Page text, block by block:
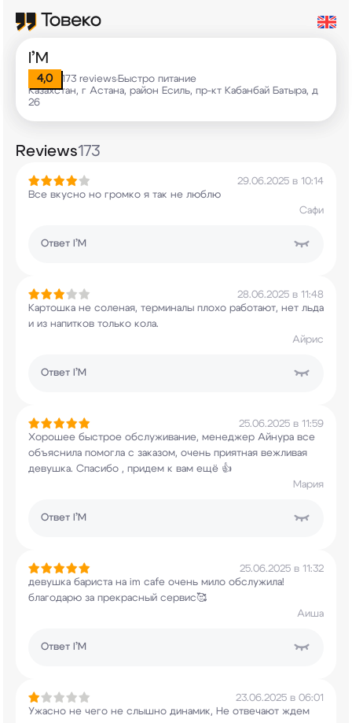
I’M
4,0 173 reviews•Быстро питание
Казахстан, г Астана, район Есиль, пр-кт Кабанбай Батыра, д
26
Reviews173
29.06.2025 в 10:14
Все вкусно но громко я так не люблю
Сафи
Ответ I’M
28.06.2025 в 11:48
Картошка не соленая, терминалы плохо работают, нет льда
и из напитков только кола.
Айрис
Ответ I’M
25.06.2025 в 11:59
Хорошее быстрое обслуживание, менеджер Айнура все
объяснила помогла с заказом, очень приятная вежливая
девушка. Спасибо , придем к вам ещё 👍
Мария
Ответ I’M
25.06.2025 в 11:32
девушка бариста на im cafe очень мило обслужила!
благодарю за прекрасный сервис🥰
Аиша
Ответ I’M
23.06.2025 в 06:01
Ужасно не чего не слышно динамик, Не отвечают ждем